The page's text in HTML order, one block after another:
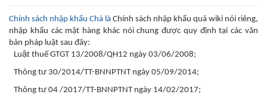
Chính sách nhập khẩu Chà là Chính sách nhập khẩu quả wiki nói riêng,
nhập khẩu các mặt hàng khác nói chung được quy định tại các văn
bản pháp luật sau đây:
Luật thuế GTGT 13/2008/QH12 ngày 03/06/2008;
Thông tư 30/2014/TT-BNNPTNT ngày 05/09/2014;
Thông tư 04 /2017/TT-BNNPTNT ngày 14/02/2017;